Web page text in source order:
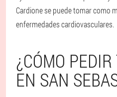
Cardione se puede tomar como
enfermedades cardiovasculares.
¿CÓMO
EN SAN